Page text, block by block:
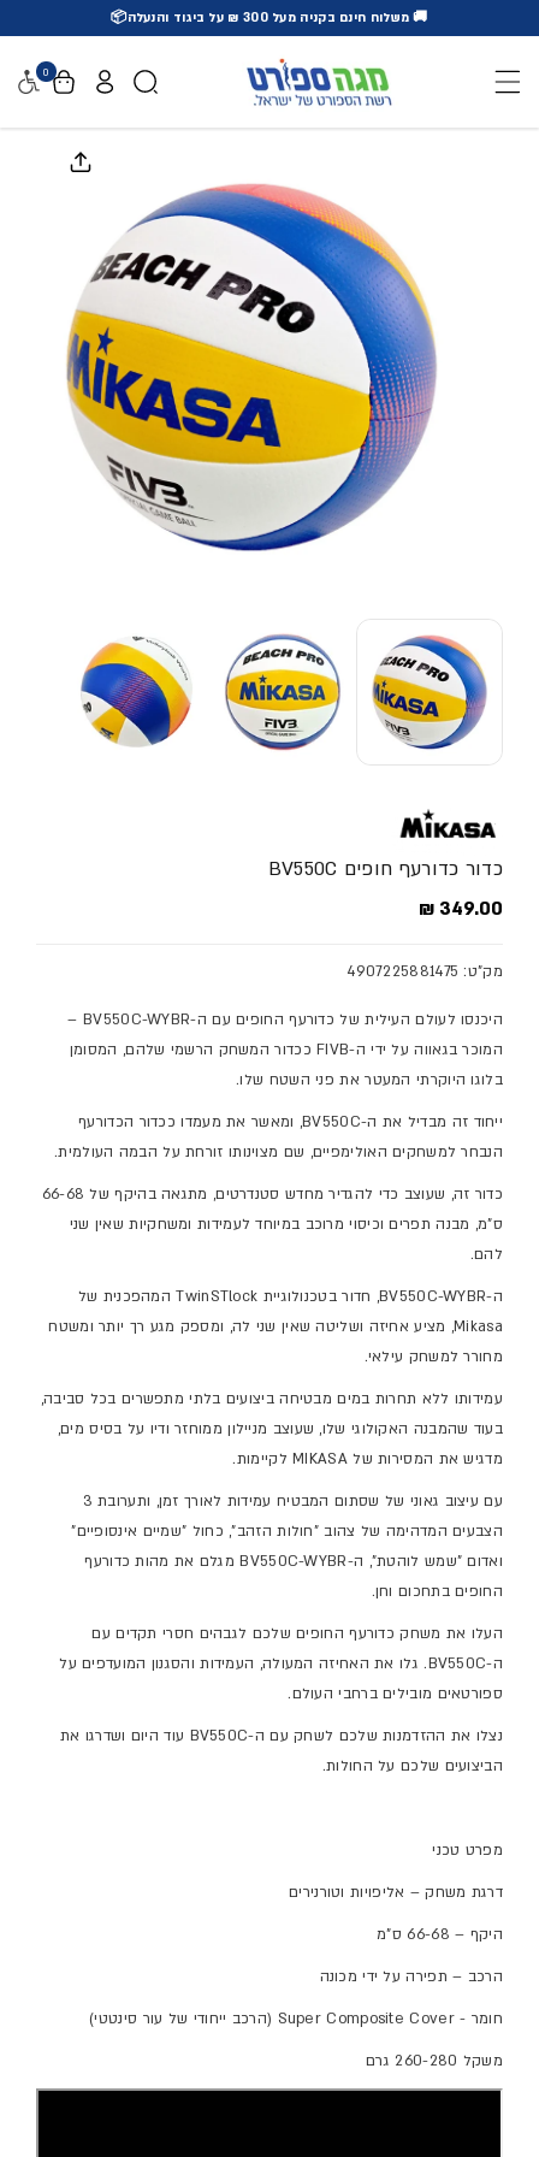
🚚 משלוח חינם בקניה מעל 300 ₪ על ביגוד והנעלה📦
0
כדור כדורעף חופים BV550C
מחיר מלא
349.00 ₪
מק"ט: 4907225881475
היכנסו לעולם העילית של כדורעף החופים עם ה-BV550C-WYBR
–
המוכר בגאווה על ידי ה-FIVBככדור המשחק הרשמי שלהם, המסומן
בלוגו היוקרתי המעטר את פני השטח שלו.
ייחוד זה מבדיל את ה-BV550C, ומאשר את מעמדו ככדור הכדורעף
הנבחר למשחקים האולימפיים, שם מצוינותו זורחת על הבמה העולמית.
כדור זה, שעוצב כדי להגדיר מחדש סטנדרטים, מתגאה בהיקף של 66-68
ס"מ, מבנה תפרים וכיסוי מרוכב במיוחד לעמידות ומשחקיות שאין שני
להם.
ה-BV550C-WYBR, חדור בטכנולוגיית TwinSTlockהמהפכנית של
Mikasa, מציע אחיזה ושליטה שאין שני לה, ומספק מגע רך יותר ומשטח
מחורר למשחק עילאי.
עמידותו ללא תחרות במים מבטיחה ביצועים בלתי מתפשרים בכל סביבה,
בעוד שהמבנה האקולוגי שלו, שעוצב מניילון ממוחזר ודיו על בסיס מים,
מדגיש את המסירות שלMIKASAלקיימות.
עם עיצוב גאוני של שסתום המבטיח עמידות לאורך זמן, ותערובת 3
הצבעים המדהימה של צהוב "חולות הזהב", כחול "שמיים אינסופיים"
ואדום "שמש לוהטת", ה-BV550C-WYBRמגלם את מהות כדורעף
החופים בתחכום וחן.
העלו את משחק כדורעף החופים שלכם לגבהים חסרי תקדים עם
ה-BV550C. גלו את האחיזה המעולה, העמידות והסגנון המועדפים על
ספורטאים מובילים ברחבי העולם.
נצלו את ההזדמנות שלכם לשחק עם ה-BV550C עוד היום ושדרגו את
הביצועים שלכם על החולות.
מפרט טכני
דרגת משחק – אליפויות וטורנירים
היקף – 66-68 ס"מ
הרכב – תפירה על ידי מכונה
חומר -Super Composite Cover (הרכב ייחודי של עור סינטטי)
משקל 260-280 גרם